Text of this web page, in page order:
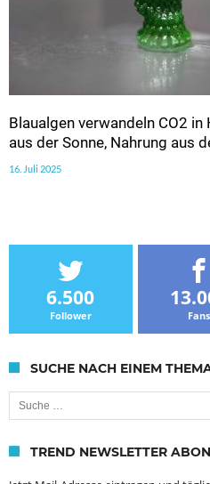
Blaualgen verwandeln CO2
aus der Sonne, Nahrung aus
16. Juli 2025
6.500
Follower Fans
SUCHE NACH EINEM
Suche nach:
TREND NEWSLETTER